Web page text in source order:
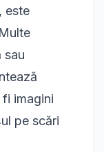
este
sau
imagini
pe scări